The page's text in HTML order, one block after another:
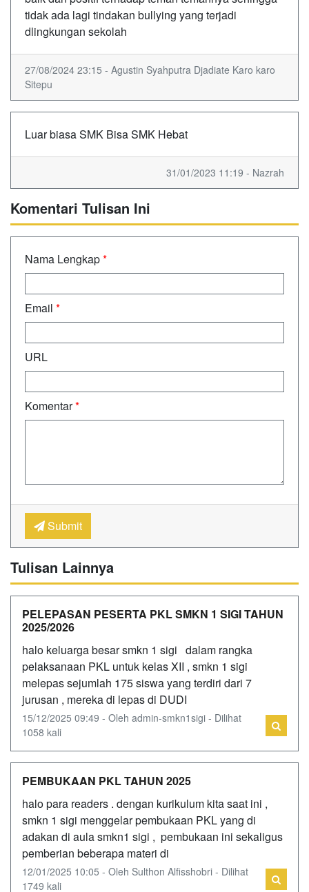
tidak ada lagi tindakan bullying yang terjadi
dlingkungan sekolah
27/08/2024 23:15 - Agustin Syahputra Djadiate Karo karo
Sitepu
Luar biasa SMK Bisa SMK Hebat
31/01/2023 11:19 - Nazrah
Komentari Tulisan Ini
Nama Lengkap*
Email *
URL
Komentar*
Submit
Tulisan Lainnya
PELEPASAN PESERTA PKL SMKN 1 SIGI TAHUN
2025/2026
halo keluarga besar smkn 1 sigi dalam rangka
pelaksanaan PKL untuk kelas XII , smkn 1 sigi
melepas sejumlah 175 siswa yang terdiri dari 7
jurusan , mereka di lepas di DUDI
15/12/2025 09:49 - Oleh admin-smkn1sigi - Dilihat
1058 kali
PEMBUKAAN PKL TAHUN 2025
halo para readers . dengan kurikulum kita saat ini ,
smkn 1 sigi menggelar pembukaan PKL yang di
adakan di aula smkn1 sigi , pembukaan ini sekaligus
pemberian beberapa materi di
12/01/2025 10:05 - Oleh Sulthon Alfisshobri - Dilihat
1749 kali